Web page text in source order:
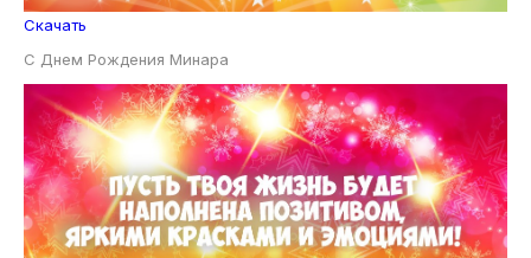
Скачать
С Днем Рождения Минара